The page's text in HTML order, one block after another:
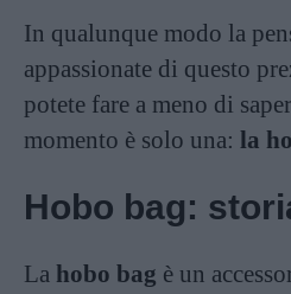
In qualunque modo la
appassionate di questo
potete fare a meno di
momento è solo una: la
Hobo bag:
La hobo bag è un